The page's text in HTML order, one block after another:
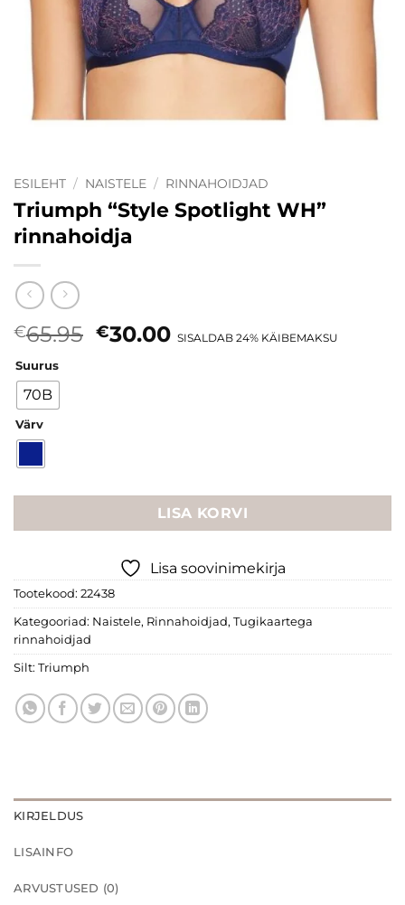
ESILEHT / NAISTELE / RINNAHOIDJAD
Triumph “Style Spotlight WH”
rinnahoidja
€65.95 Algne
€30.00Current
SISALDAB 24% KÄIBEMAKSU
Suurus
70B
Värv
LISA KORVI
Lisa soovinimekirja
Tootekood: 22438
Kategooriad: Naistele, Rinnahoidjad, Tugikaartega
rinnahoidjad
Silt: Triumph
KIRJELDUS
LISAINFO
ARVUSTUSED (0)